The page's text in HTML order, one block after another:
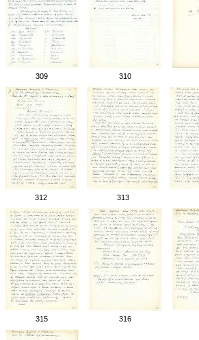
309 310
312 313
315 316